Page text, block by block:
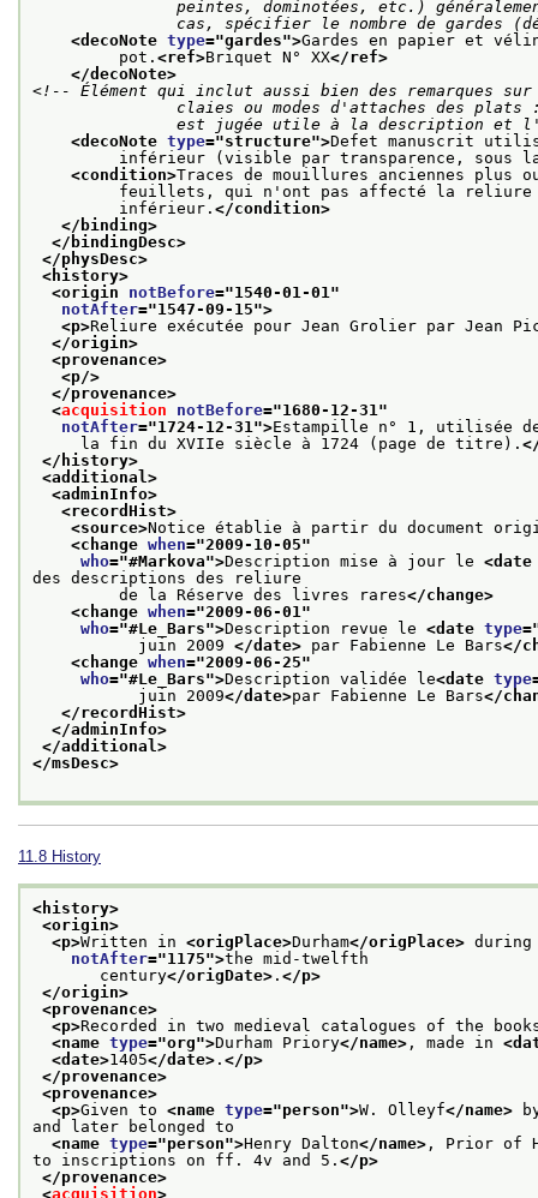
cas, spécifier le nombre de
<decoNote type="gardes">Gardes en papier et
pot. <ref>Briquet N° XX</ref>
</decoNote>
<!-- Élément qui inclut aussi bien des remarques
est jugée utile à la
<decoNote type="structure">Defet manuscrit
inférieur (visible par transparence, sous la
<condition>Traces de mouillures anciennes plus
feuillets, qui n'ont pas affecté la reliure ;
inférieur. </condition>
</binding>
</bindingDesc>
</physDesc>
<history>
<origin notBefore="1540-01-01 "
notAfter="1547-09-15">
<p>Reliure exécutée pour Jean Grolier par Jean
</origin>
<provenance>
<p/>
</provenance>
<acquisition notBefore="1680-12-31 "
notAfter="1724-12-31 ">Estampille n° 1, utilisée
la fin du XVIIe siècle à 1724 (page de titre).
</history>
<additional>
<adminInfo>
<recordHist>
<source>Notice établie à partir du document
<change when="2009-10-05"
who="#Markova">Description mise à jour le
des descriptions des reliure
de la Réserve des livres rares</change>
<change when="2009-06-01 "
who="#Le_Bars">Description revue le <date type
juin 2009 </date> par Fabienne Le Bars</
<change when="2009-06-25"
who="#Le_Bars">Description validée le<date type
juin 2009</date>par Fabienne Le Bars</
</recordHist>
</adminInfo>
</additional>
</msDesc>
11.8 History
<history>
<origin>
<p>Written in <origPlace>Durham</origPlace>
notAfter="1175">the mid-twelfth
century</origDate> . </p>
</origin>
<provenance>
<p>Recorded in two medieval catalogues of the
<name type="org">Durham Priory</name> , made in
<date>1405</date> . </p>
</provenance>
<provenance>
<p>Given to <name type="person">W. Olleyf</name>
and later belonged to
<name type="person">Henry Dalton</name> , Prior of
to inscriptions on ff. 4v and 5. </p>
</provenance>
<acquisition>